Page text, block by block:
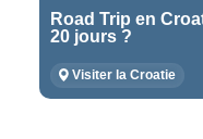
Road Trip en
20 jours ?
Visiter la Croatie